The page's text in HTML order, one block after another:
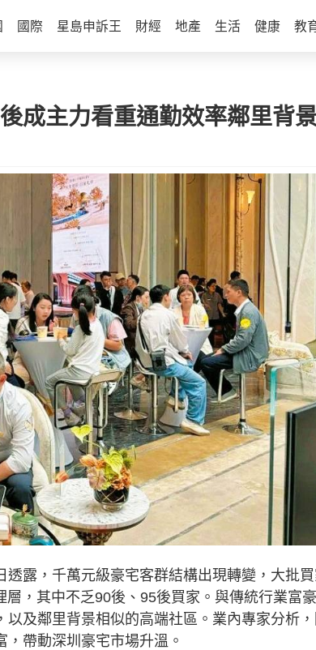
國際 星島申訴王 財經 地產 生活 健康 教
成主力看重通勤效率鄰里背
露，千萬元級豪宅客群結構出現轉變，大批
，其中不乏90後、95後買家。與傳統行業富
及鄰里背景相似的高端社區。業內專家分析，
帶動深圳豪宅市場升溫。